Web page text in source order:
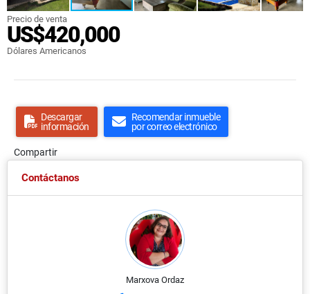
Precio de venta
US$420,000
Dólares Americanos
Descargar
información
Recomendar inmueble
por correo electrónico
Compartir
Contáctanos
Marxova Ordaz